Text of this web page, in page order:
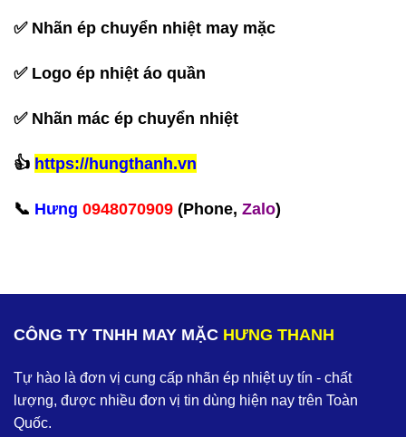
✅ Nhãn ép chuyển nhiệt may mặc
✅ Logo ép nhiệt áo quần
✅ Nhãn mác ép chuyển nhiệt
‪👍 https://hungthanh.vn
📞 Hưng 0948070909 (Phone, Zalo)‬
CÔNG TY TNHH MAY MẶC HƯNG THANH
Tự hào là đơn vị cung cấp nhãn ép nhiệt uy tín - chất
lượng, được nhiều đơn vị tin dùng hiện nay trên Toàn
Quốc.